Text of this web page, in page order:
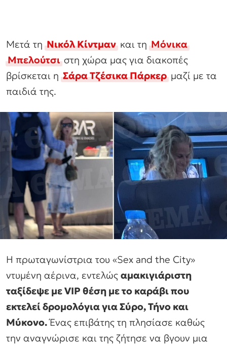
Μετά τηΝικόλ Κίντμανκαι τηΜόνικα
Μπελούτσι στη χώρα μας για διακοπές
βρίσκεται ηΣάρα Τζέσικα Πάρκερμαζί με τα
παιδιά της.
Η πρωταγωνίστρια του «Sex and the City»
ντυμένη αέρινα, εντελώς αμακιγιάριστη
ταξίδεψε με VIP θέση με το καράβι που
εκτελεί δρομολόγια για Σύρο, Τήνο και
Μύκονο.Ένας επιβάτης τη πλησίασε καθώς
την αναγνώρισε και της ζήτησε να βγουν μια